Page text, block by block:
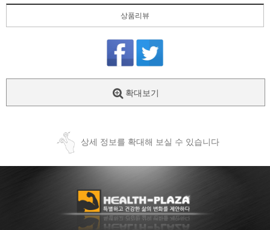
상품리뷰
확대보기
상세 정보를 확대해 보실 수 있습니다